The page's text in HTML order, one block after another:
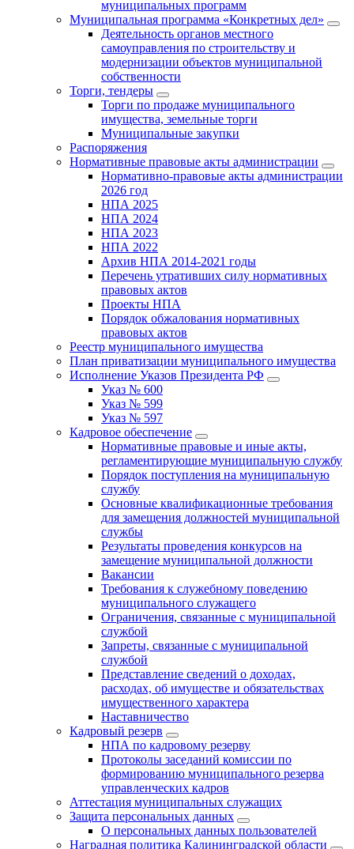
муниципальных программ
Муниципальная программа «Конкретных дел»
Деятельность органов местного
самоуправления по строительству и
модернизации объектов муниципальной
собственности
Торги, тендеры
Торги по продаже муниципального
имущества, земельные торги
Муниципальные закупки
Распоряжения
Нормативные правовые акты администрации
Нормативно-правовые акты администрации
2026 год
НПА 2025
НПА 2024
НПА 2023
НПА 2022
Архив НПА 2014-2021 годы
Перечень утративших силу нормативных
правовых актов
Проекты НПА
Порядок обжалования нормативных
правовых актов
Реестр муниципального имущества
План приватизации муниципального имущества
Исполнение Указов Президента РФ
Указ № 600
Указ № 599
Указ № 597
Кадровое обеспечение
Нормативные правовые и иные акты,
регламентирующие муниципальную службу
Порядок поступления на муниципальную
службу
Основные квалификационные требования
для замещения должностей муниципальной
службы
Результаты проведения конкурсов на
замещение муниципальной должности
Вакансии
Требования к служебному поведению
муниципального служащего
Ограничения, связанные с муниципальной
службой
Запреты, связанные с муниципальной
службой
Представление сведений о доходах,
расходах, об имуществе и обязательствах
имущественного характера
Наставничество
Кадровый резерв
НПА по кадровому резерву
Протоколы заседаний комиссии по
формированию муниципального резерва
управленческих кадров
Аттестация муниципальных служащих
Защита персональных данных
О персональных данных пользователей
Наградная политика Калининградской области